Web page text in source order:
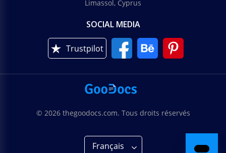
Limassol, Cyprus
SOCIAL MEDIA
Trustpilot
© 2026 thegoodocs.com. Tous droits réservés
Français